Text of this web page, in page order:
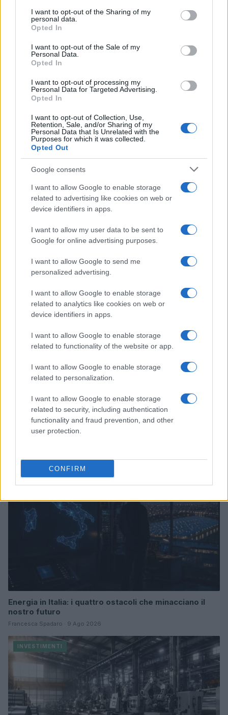
not limited to your visit or usage behaviour. You may click to
grant or deny consent to Google and its third-party tags to
use your data for below specified purposes in below Google
consent section.
I want to opt-out of the Sharing of my
personal data.
Opted In
I want to opt-out of the Sale of my
Personal Data.
Opted In
I want to opt-out of processing my
Personal Data for Targeted Advertising.
Opted In
I want to opt-out of Collection, Use,
Retention, Sale, and/or Sharing of my
Personal Data that Is Unrelated with the
Purposes for which it was collected.
Opted Out
Google consents
I want to allow Google to enable storage
related to advertising like cookies on web or
device identifiers in apps.
I want to allow my user data to be sent to
Google for online advertising purposes.
I want to allow Google to send me
personalized advertising.
I want to allow Google to enable storage
related to analytics like cookies on web or
device identifiers in apps.
I want to allow Google to enable storage
related to functionality of the website or app.
I want to allow Google to enable storage
related to personalization.
I want to allow Google to enable storage
related to security, including authentication
functionality and fraud prevention, and other
user protection.
CONFIRM
Francesca Galli
Francesca Galli, fiorentina con formazione
carriera dopo un convegno a Palazzo
Vecchio: oggi cura analisi di mercati e
colonne su risparmio e investimenti. In
redazione propone linee editoriali attente alla
trasparenza e conserva l'agenda del primo
impiego in banca.
Continua a leggere
INVESTIMENTI
Energia in Italia: i quattro ostacoli che minacciano il
nostro futuro
Francesca Spadaro · 9 Ago 2026
INVESTIMENTI